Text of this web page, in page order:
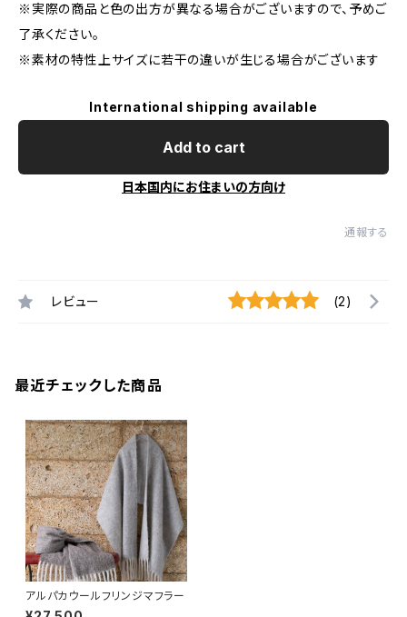
※実際の商品と色の出方が異なる場合がございますので、予めご
了承ください。
※素材の特性上サイズに若干の違いが生じる場合がございます
International shipping available
Add to cart
日本国内にお住まいの方向け
通報する
レビュー (2)
最近チェックした商品
アルパカウールフリンジマフラー